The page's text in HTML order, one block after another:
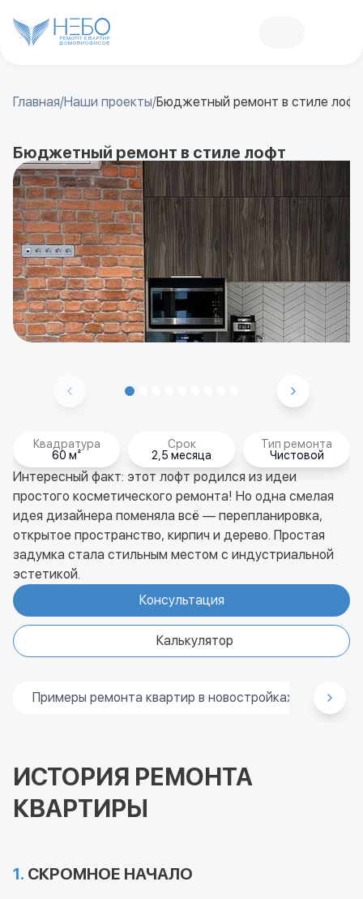
РЕМОНТ КВАРТИР
ДОМОВИОФИСОВ
Главная/Наши проекты/Бюджетный ремонт в стиле лофт
Бюджетный ремонт в стиле лофт
Квадратура
60 м²
Срок
2,5 месяца
Тип ремонта
Чистовой
Интересный факт: этот лофт родился из идеи
простого косметического ремонта! Но одна смелая
идея дизайнера поменяла всё — перепланировка,
открытое пространство, кирпич и дерево. Простая
задумка стала стильным местом с индустриальной
эстетикой.
Консультация
Калькулятор
Примеры ремонта квартир в новостройках
ИСТОРИЯ РЕМОНТА
КВАРТИРЫ
1. СКРОМНОЕ НАЧАЛО